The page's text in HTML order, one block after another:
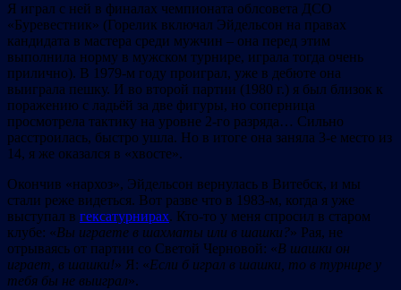
Я играл с ней в финалах чемпионата облсовета ДСО
«Буревестник» (Горелик включал Эйдельсон на правах
кандидата в мастера среди мужчин – она перед этим
выполнила норму в мужском турнире, играла тогда очень
прилично). В 1979-м году проиграл, уже в дебюте она
выиграла пешку. И во второй партии (1980 г.) я был близок к
поражению с ладьёй за две фигуры, но соперница
просмотрела тактику на уровне 2-го разряда… Сильно
расстроилась, быстро ушла. Но в итоге она заняла 3-е место из
14, я же оказался в «хвосте».
Окончив «нархоз», Эйдельсон вернулась в Витебск, и мы
стали реже видеться. Вот разве что в 1983-м, когда я уже
выступал в гексатурнирах. Кто-то у меня спросил в старом
клубе: «Вы играете в шахматы или в шашки?» Рая, не
отрываясь от партии со Светой Черновой: «В шашки он
играет, в шашки!» Я: «Если б играл в шашки, то в турнире у
тебя бы не выиграл».